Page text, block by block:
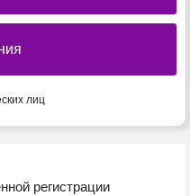
регистрации